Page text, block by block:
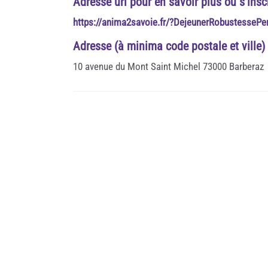
https://anima2savoie.fr/
Adresse (à minima code postale et ville)
10 avenue du Mont Saint Michel 73000 Barberaz